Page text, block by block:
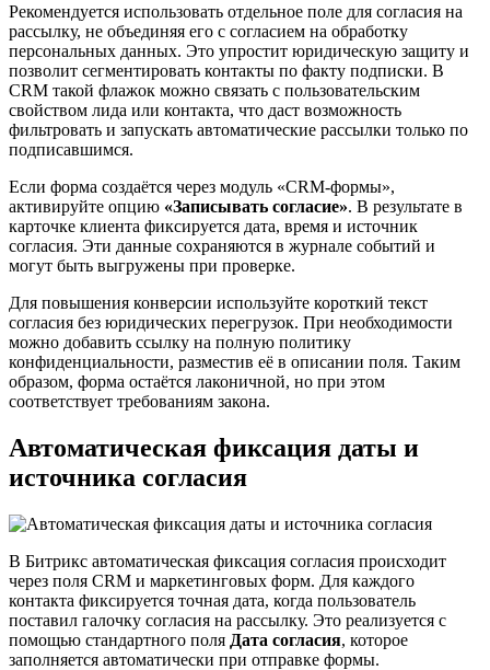
Рекомендуется использовать отдельное поле для согласия на
рассылку, не объединяя его с согласием на обработку
персональных данных. Это упростит юридическую защиту и
позволит сегментировать контакты по факту подписки. В
CRM такой флажок можно связать с пользовательским
свойством лида или контакта, что даст возможность
фильтровать и запускать автоматические рассылки только по
подписавшимся.
Если форма создаётся через модуль «CRM-формы»,
активируйте опцию «Записывать согласие». В результате в
карточке клиента фиксируется дата, время и источник
согласия. Эти данные сохраняются в журнале событий и
могут быть выгружены при проверке.
Для повышения конверсии используйте короткий текст
согласия без юридических перегрузок. При необходимости
можно добавить ссылку на полную политику
конфиденциальности, разместив её в описании поля. Таким
образом, форма остаётся лаконичной, но при этом
соответствует требованиям закона.
Автоматическая фиксация даты и
источника согласия
В Битрикс автоматическая фиксация согласия происходит
через поля CRM и маркетинговых форм. Для каждого
контакта фиксируется точная дата, когда пользователь
поставил галочку согласия на рассылку. Это реализуется с
помощью стандартного поля Дата согласия, которое
заполняется автоматически при отправке формы.